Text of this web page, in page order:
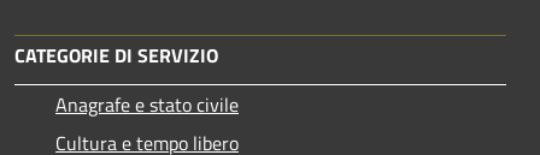
CATEGORIE DI SERVIZIO
Anagrafe e stato civile
Cultura e tempo libero